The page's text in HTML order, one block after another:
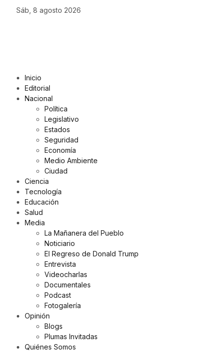
Sáb, 8 agosto 2026
Inicio
Editorial
Nacional
Política
Legislativo
Estados
Seguridad
Economía
Medio Ambiente
Ciudad
Ciencia
Tecnología
Educación
Salud
Media
La Mañanera del Pueblo
Noticiario
El Regreso de Donald Trump
Entrevista
Videocharlas
Documentales
Podcast
Fotogalería
Opinión
Blogs
Plumas Invitadas
Quiénes Somos